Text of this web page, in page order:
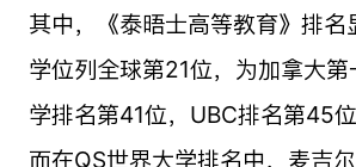
其中，《泰晤士高等教育》排名
学位列全球第21位，为加拿大
学排名第41位，UBC排名第45位
而在QS世界大学排名中，麦吉